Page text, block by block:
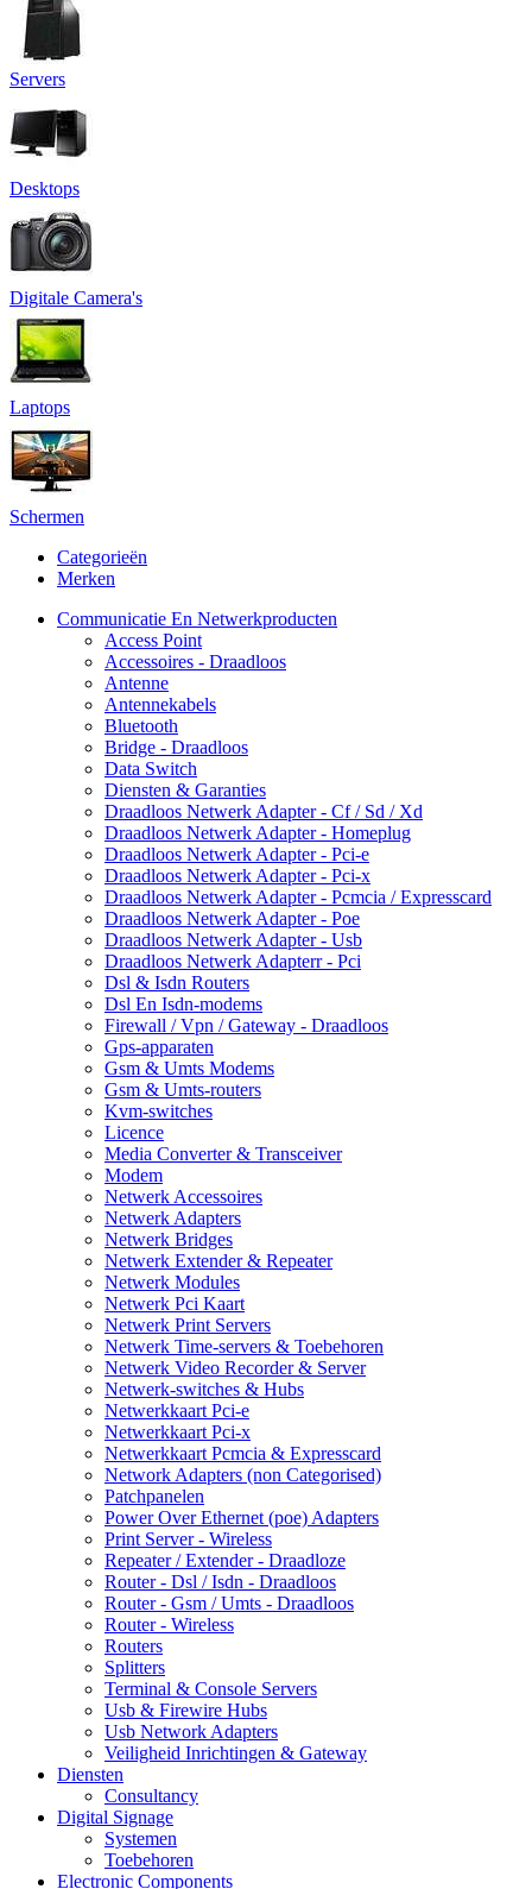
Servers
Desktops
Digitale Camera's
Laptops
Schermen
Categorieën
Merken
Communicatie En Netwerkproducten
Access Point
Accessoires - Draadloos
Antenne
Antennekabels
Bluetooth
Bridge - Draadloos
Data Switch
Diensten & Garanties
Draadloos Netwerk Adapter - Cf / Sd / Xd
Draadloos Netwerk Adapter - Homeplug
Draadloos Netwerk Adapter - Pci-e
Draadloos Netwerk Adapter - Pci-x
Draadloos Netwerk Adapter - Pcmcia / Expresscard
Draadloos Netwerk Adapter - Poe
Draadloos Netwerk Adapter - Usb
Draadloos Netwerk Adapterr - Pci
Dsl & Isdn Routers
Dsl En Isdn-modems
Firewall / Vpn / Gateway - Draadloos
Gps-apparaten
Gsm & Umts Modems
Gsm & Umts-routers
Kvm-switches
Licence
Media Converter & Transceiver
Modem
Netwerk Accessoires
Netwerk Adapters
Netwerk Bridges
Netwerk Extender & Repeater
Netwerk Modules
Netwerk Pci Kaart
Netwerk Print Servers
Netwerk Time-servers & Toebehoren
Netwerk Video Recorder & Server
Netwerk-switches & Hubs
Netwerkkaart Pci-e
Netwerkkaart Pci-x
Netwerkkaart Pcmcia & Expresscard
Network Adapters (non Categorised)
Patchpanelen
Power Over Ethernet (poe) Adapters
Print Server - Wireless
Repeater / Extender - Draadloze
Router - Dsl / Isdn - Draadloos
Router - Gsm / Umts - Draadloos
Router - Wireless
Routers
Splitters
Terminal & Console Servers
Usb & Firewire Hubs
Usb Network Adapters
Veiligheid Inrichtingen & Gateway
Diensten
Consultancy
Digital Signage
Systemen
Toebehoren
Electronic Components